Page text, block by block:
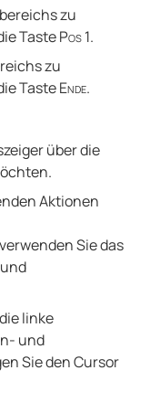
zu
TastePos 1.
zu
TasteEnde.
über die
Aktionen
Sie das
linke
und
Sie den Cursor